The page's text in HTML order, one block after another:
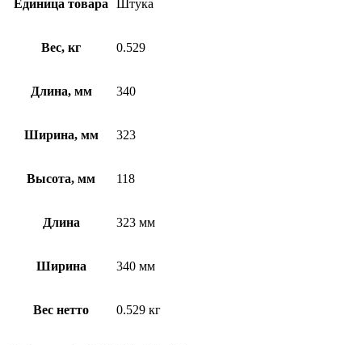
Единица товара Штука
Вес, кг 0.529
Длина, мм 340
Ширина, мм 323
Высота, мм 118
Длина 323 мм
Ширина 340 мм
Вес нетто 0.529 кг